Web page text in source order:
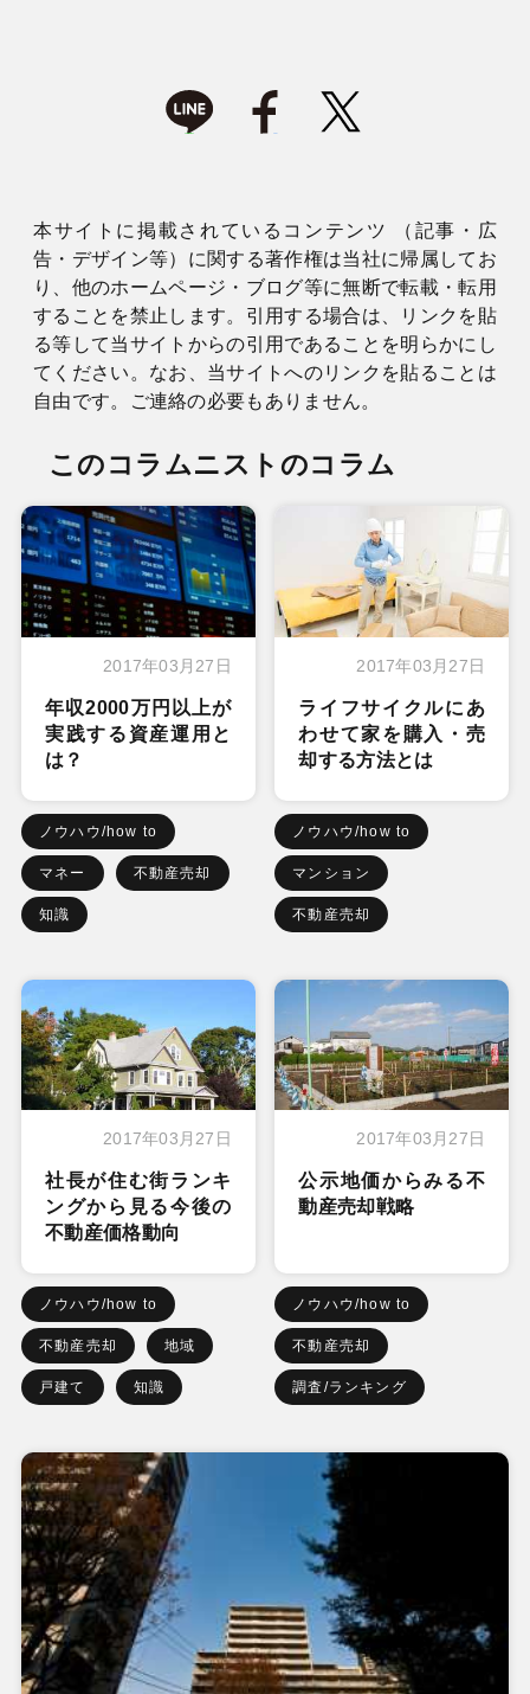
本サイトに掲載されているコンテンツ （記事・広
告・デザイン等）に関する著作権は当社に帰属してお
り、他のホームページ・ブログ等に無断で転載・転用
することを禁止します。引用する場合は、リンクを貼
る等して当サイトからの引用であることを明らかにし
てください。なお、当サイトへのリンクを貼ることは
自由です。ご連絡の必要もありません。
このコラムニストのコラム
2017年03月27日
年収2000万円以上が
実践する資産運用と
は？
ノウハウ/how to
マネー 不動産売却
知識
2017年03月27日
ライフサイクルにあ
わせて家を購入・売
却する方法とは
ノウハウ/how to
マンション
不動産売却
2017年03月27日
社長が住む街ランキ
ングから見る今後の
不動産価格動向
ノウハウ/how to
不動産売却 地域
戸建て 知識
2017年03月27日
公示地価からみる不
動産売却戦略
ノウハウ/how to
不動産売却
調査/ランキング